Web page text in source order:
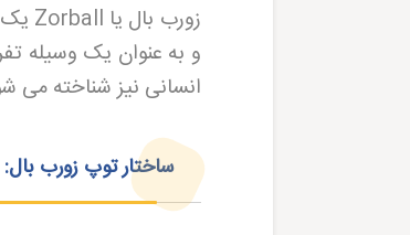
زورب بال یا یک
و به عنوان یک وسیله
انسانی نیز شناخته می
ساختار توپ زورب بال: